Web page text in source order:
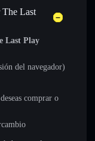
The Last
Last Play
del navegador)
comprar o